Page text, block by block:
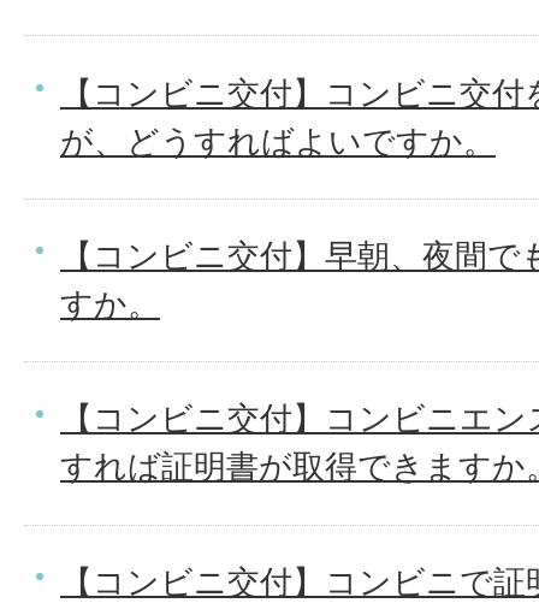
【コンビニ交付】コンビニ交
が、どうすればよいですか。
【コンビニ交付】早朝、夜間
すか。
【コンビニ交付】コンビニエ
すれば証明書が取得できますか
【コンビニ交付】コンビニで